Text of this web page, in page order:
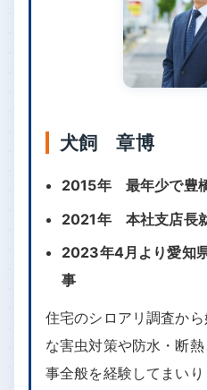
犬飼 章博
2015年 最年少で豊
2021年 本社支店長
2023年4月より愛知
事
住宅のシロアリ調査か
な害虫対策や防水・断
事全般を経験してまい